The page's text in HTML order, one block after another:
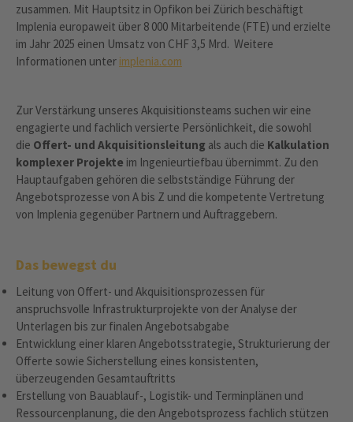
zusammen. Mit Hauptsitz in Opfikon bei Zürich beschäftigt
Implenia europaweit über 8 000 Mitarbeitende (FTE) und erzielte
im Jahr 2025 einen Umsatz von CHF 3,5 Mrd. Weitere
Informationen unter implenia.com
Zur Verstärkung unseres Akquisitionsteams suchen wir eine
engagierte und fachlich versierte Persönlichkeit, die sowohl
die Offert- und Akquisitionsleitung als auch die Kalkulation
komplexer Projekte im Ingenieurtiefbau übernimmt. Zu den
Hauptaufgaben gehören die selbstständige Führung der
Angebotsprozesse von A bis Z und die kompetente Vertretung
von Implenia gegenüber Partnern und Auftraggebern.
Das bewegst du
Leitung von Offert- und Akquisitionsprozessen für
anspruchsvolle Infrastrukturprojekte von der Analyse der
Unterlagen bis zur finalen Angebotsabgabe
Entwicklung einer klaren Angebotsstrategie, Strukturierung der
Offerte sowie Sicherstellung eines konsistenten,
überzeugenden Gesamtauftritts
Erstellung von Bauablauf-, Logistik- und Terminplänen und
Ressourcenplanung, die den Angebotsprozess fachlich stützen